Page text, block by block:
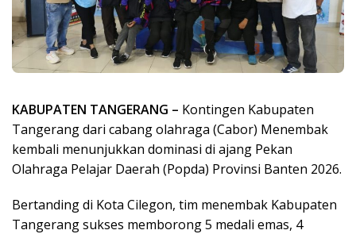
KABUPATEN TANGERANG – Kontingen Kabupaten
Tangerang dari cabang olahraga (Cabor) Menembak
kembali menunjukkan dominasi di ajang Pekan
Olahraga Pelajar Daerah (Popda) Provinsi Banten 2026.
Bertanding di Kota Cilegon, tim menembak Kabupaten
Tangerang sukses memborong 5 medali emas, 4